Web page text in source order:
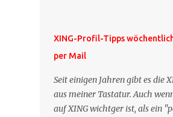
XING-Profil-Tipps
per Mail
Seit einigen Jahren gibt es die
aus meiner Tastatur. Auch
auf XING wichtger ist, als ein